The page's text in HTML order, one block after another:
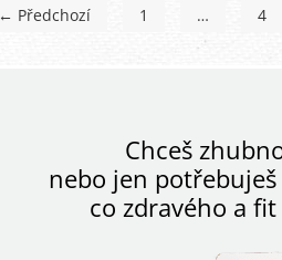
← Předchozí 1 … 4
Chceš
nebo jen
co zdravého a